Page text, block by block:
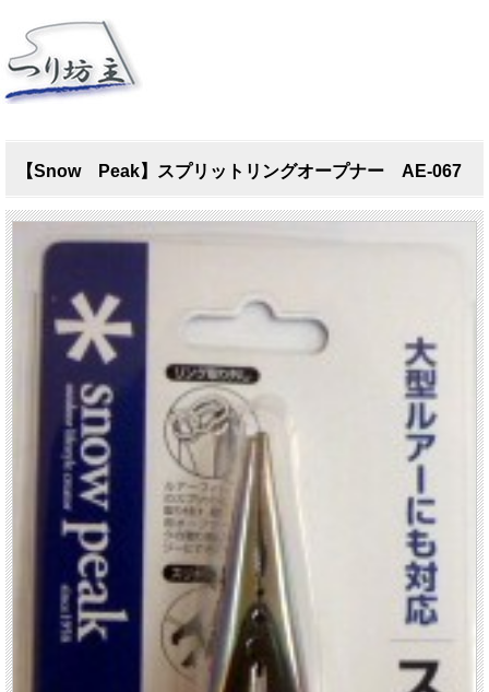
【Snow Peak】スプリットリングオープナー AE-067